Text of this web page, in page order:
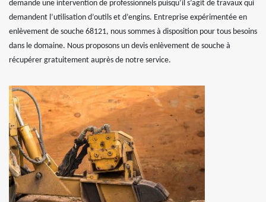
demande une intervention de professionnels puisqu’il s’agit de travaux qui
demandent l’utilisation d’outils et d’engins. Entreprise expérimentée en
enlèvement de souche 68121, nous sommes à disposition pour tous besoins
dans le domaine. Nous proposons un devis enlèvement de souche à
récupérer gratuitement auprès de notre service.